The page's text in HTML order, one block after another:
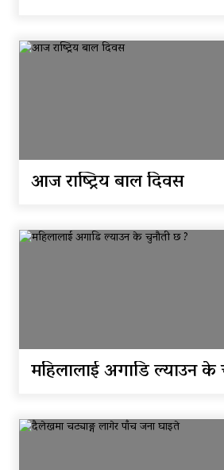
आज राष्ट्रिय बाल दिवस
महिलालाई अगाडि ल्याउन के